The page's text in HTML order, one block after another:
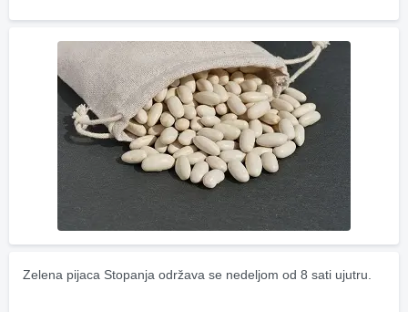
Zelena pijaca Stopanja održava se nedeljom od 8 sati ujutru.